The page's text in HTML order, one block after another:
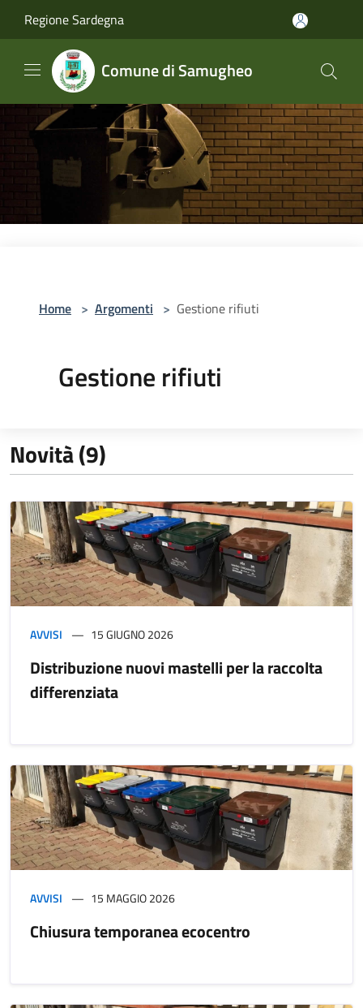
Regione Sardegna
Comune di Samugheo
Home > Argomenti > Gestione rifiuti
Gestione rifiuti
Novità (9)
AVVISI 15 GIUGNO 2026
Distribuzione nuovi mastelli per la raccolta
differenziata
AVVISI 15 MAGGIO 2026
Chiusura temporanea ecocentro